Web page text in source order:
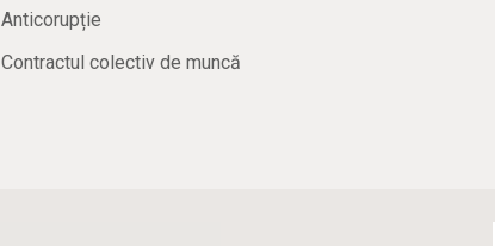
Anticorupție
Contractul colectiv de muncă